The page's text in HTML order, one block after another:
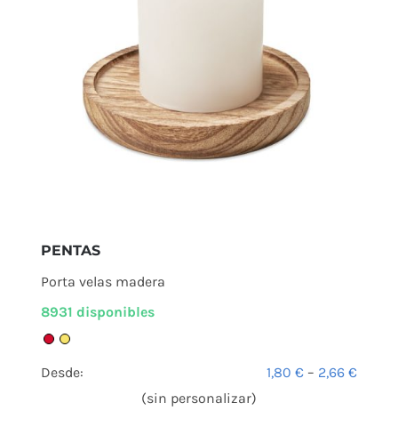
PENTAS
Porta velas madera
8931 disponibles
Desde: 1,80€ – 2,66€
(sin personalizar)